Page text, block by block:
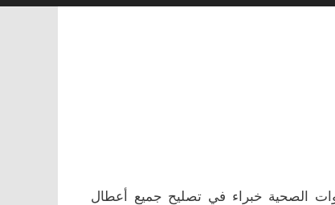
الصحية خبراء في تصليح جميع أعطال